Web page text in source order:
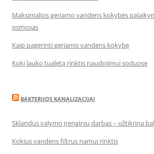
Maksimalios geriamo vandens kokybės
osmosas
Kaip pagerinti geriamo vandens kokybę
Kokį lauko tualetą rinktis naudojimui soduose
BAKTERIJOS KANALIZACIJAI
Sklandus valymo įrenginių darbas – užtikrina
Kokius vandens filtrus namui rinktis